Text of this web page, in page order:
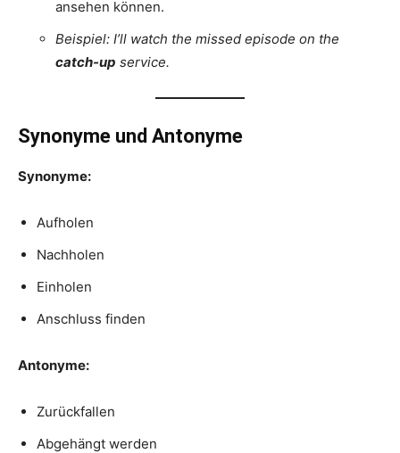
ansehen können.
Beispiel: I’ll watch the missed episode on the
catch-up service.
Synonyme und Antonyme
Synonyme:
Aufholen
Nachholen
Einholen
Anschluss finden
Antonyme:
Zurückfallen
Abgehängt werden